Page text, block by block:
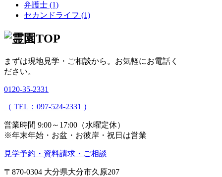
弁護士 (1)
セカンドライフ (1)
まずは現地見学・ご相談から。 お気軽にお電話く
ださい。
0120-35-2331
（ TEL：097-524-2331 ）
営業時間 9:00～17:00（水曜定休）
※年末年始・お盆・お彼岸・祝日は営業
見学予約・資料請求・ご相談
〒870-0304 大分県大分市久原207